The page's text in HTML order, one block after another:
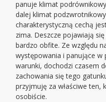
panuje klimat
dalej klimat
charakterystyczną cechą
zima. Deszcze pojawiają
bardzo obfite. Ze względu
występowania i panujące w
warunki, dochodzi czasem
zachowania się tego
przyjmuję za właściwe ten,
osobiście.